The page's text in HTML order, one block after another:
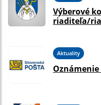
Výberové
riaditeľa/
Aktuality
Oznámenie